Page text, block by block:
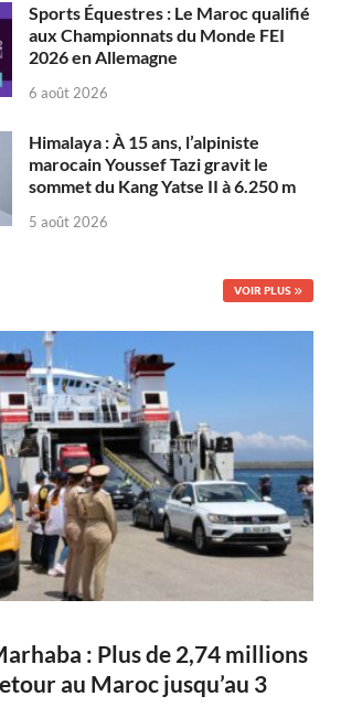
Sports Équestres : Le Maroc qualifié
aux Championnats du Monde FEI
2026 en Allemagne
6 août 2026
Himalaya : À 15 ans, l’alpiniste
marocain Youssef Tazi gravit le
sommet du Kang Yatse II à 6.250 m
5 août 2026
VOIR PLUS
: Plus de 2,74 millions
au Maroc jusqu’au 3